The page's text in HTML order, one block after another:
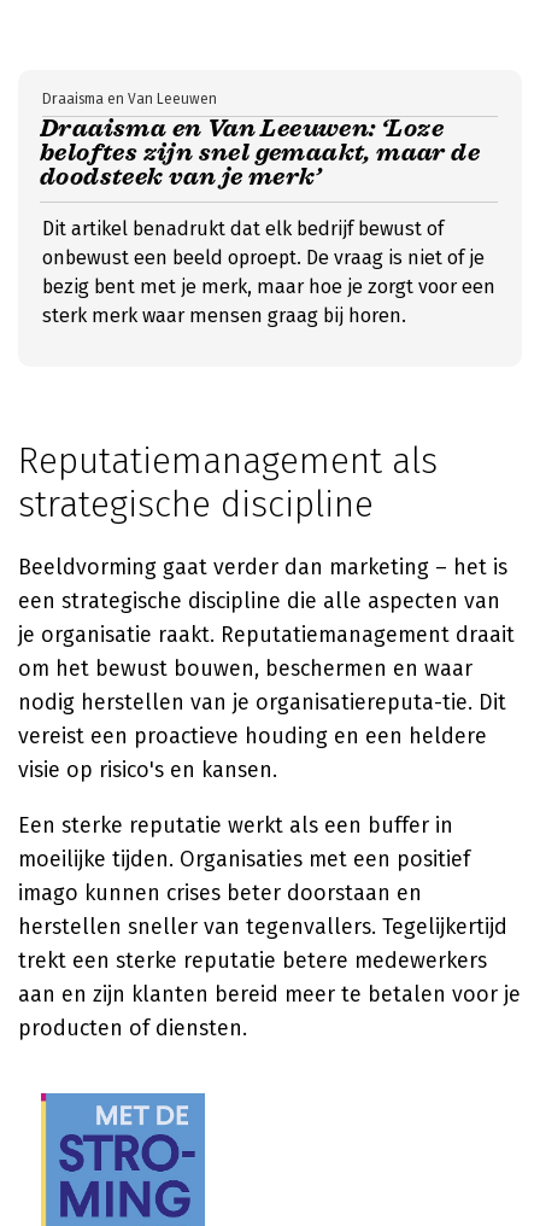
Draaisma en Van Leeuwen: ‘Loze
beloftes zijn snel gemaakt, maar de
doodsteek van je merk’
Draaisma en Van Leeuwen
Dit artikel benadrukt dat elk bedrijf bewust of
onbewust een beeld oproept. De vraag is niet of je
bezig bent met je merk, maar hoe je zorgt voor een
sterk merk waar mensen graag bij horen.
Reputatiemanagement als
strategische discipline
Beeldvorming gaat verder dan marketing – het is
een strategische discipline die alle aspecten van
je organisatie raakt. Reputatiemanagement draait
om het bewust bouwen, beschermen en waar
nodig herstellen van je organisatiereputa-tie. Dit
vereist een proactieve houding en een heldere
visie op risico's en kansen.
Een sterke reputatie werkt als een buffer in
moeilijke tijden. Organisaties met een positief
imago kunnen crises beter doorstaan en
herstellen sneller van tegenvallers. Tegelijkertijd
trekt een sterke reputatie betere medewerkers
aan en zijn klanten bereid meer te betalen voor je
producten of diensten.